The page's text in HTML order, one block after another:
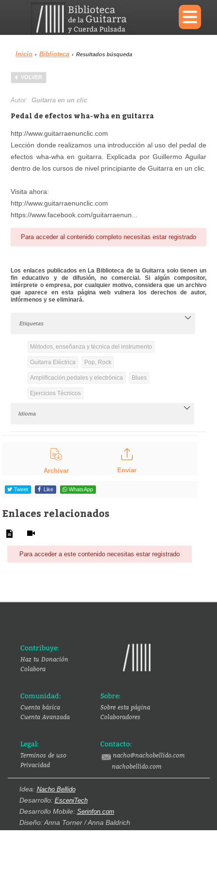
×
Menu
Biblioteca
Área personal Reproductor
Inicio › Biblioteca › Resultados búsqueda
VOLVER
Autor:Guitarra en un clic
Pedal de efectos wha-wha en guitarra
http://www.guitarraenunclic.com
Lección donde realizamos una introducción al uso del pedal de
efectos wha-wha en guitarra. Explicada por Guillermo Aguilar
dentro de los cursos de nivel principiante de Guitarra en un clic.
Visita ahora:
http://www.guitarraenunclic.com
https://www.facebook.com/guitarraenun...
Para acceder al contenido completo necesitas estar registrado
Los enlaces publicados en La Biblioteca de la Guitarra solo tienen un
fin educativo y de difusión, no comercial. Si algún compositor,
intérprete o empresa, por cualquier motivo, considera que un archivo
que aparece en esta página web vulnera los derechos de autor,
infórmenos y se eliminará.
Etiquetas
Métodos, enseñanza y técnica del instrumento
Guitarra Eléctrica Pop, Rock
Amplificación,pedales y electrónica Blues
Ejercicios Técnicos
Idioma
Archivar Enviar
Tweet Like WhatsApp
Enlaces relacionados
Para acceder a este contenido necesitas estar registrado
Contribuye:
Haz tu Donación
Colabora
Comunidad:
Cuenta básica
Cuenta Avanzada
Sobre:
Sobre esta página
Colaboradores
Legal:
Terminos de uso
Privacidad
Contacto:
nacho@nachobellido.com
nachobellido.com
Idea: Nacho Bellido
Desarrollo: EsceniTech
Desarrollo Mobile: Serinfon.com
Diseño: Anna Torner / Anna Baldrich